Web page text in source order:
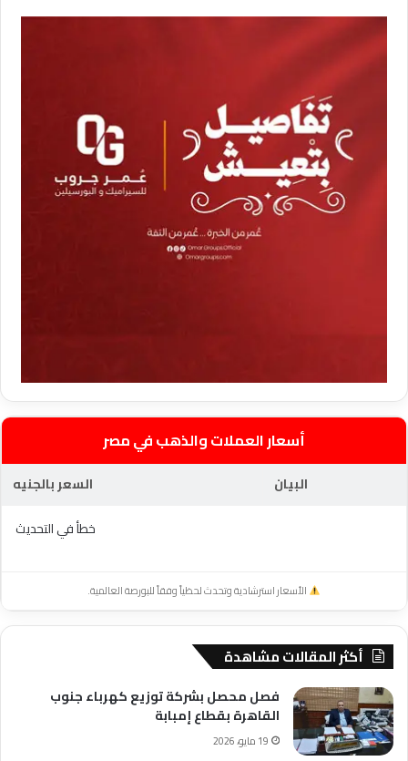
أسعار العملات والذهب في مصر
البيان
السعر بالجنيه
خطأ في التحديث
الأسعار استرشادية وتحدث لحظياً وفقاً للبورصة العالمية.
أكثر المقالات مشاهدة
فصل محصل بشركة توزيع كهرباء جنوب
القاهرة بقطاع إمبابة
19 مايو، 2026